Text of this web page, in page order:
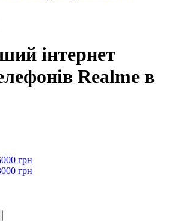
інтернет
Realme в
грн
грн